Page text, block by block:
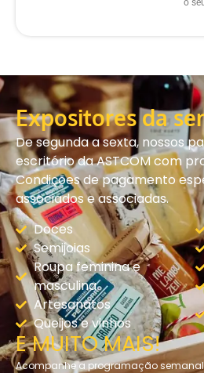
o
Expositores da
De segunda a sexta, nossos
escritório da ASTCOM com
Condições de pagamento
associados e associadas.
Doces
Semijoias
Roupa feminina e
masculina
Artesanatos
Queijos e vinhos
E MUITO MAIS!
Acompanhe a programação